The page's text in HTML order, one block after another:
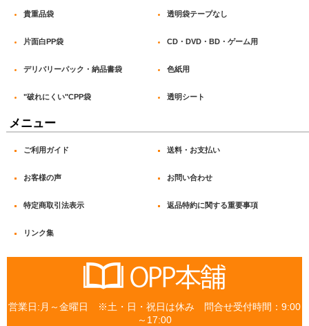
貴重品袋 透明袋テープなし
片面白PP袋 CD・DVD・BD・ゲーム用
デリバリーパック・納品書袋 色紙用
"破れにくい"CPP袋 透明シート
メニュー
ご利用ガイド 送料・お支払い
お客様の声 お問い合わせ
特定商取引法表示 返品特約に関する重要事項
リンク集
営業日:月～金曜日 ※土・日・祝日は休み 問合せ受付時間：9:00
～17:00